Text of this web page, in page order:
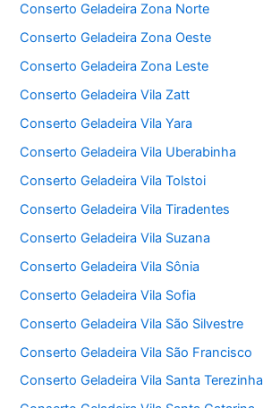
Conserto Geladeira Zona Norte
Conserto Geladeira Zona Oeste
Conserto Geladeira Zona Leste
Conserto Geladeira Vila Zatt
Conserto Geladeira Vila Yara
Conserto Geladeira Vila Uberabinha
Conserto Geladeira Vila Tolstoi
Conserto Geladeira Vila Tiradentes
Conserto Geladeira Vila Suzana
Conserto Geladeira Vila Sônia
Conserto Geladeira Vila Sofia
Conserto Geladeira Vila São Silvestre
Conserto Geladeira Vila São Francisco
Conserto Geladeira Vila Santa Terezinha